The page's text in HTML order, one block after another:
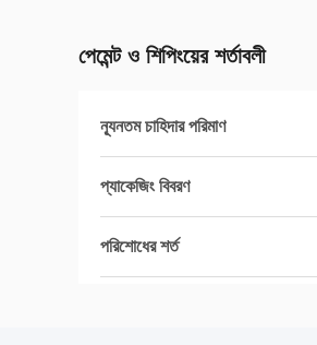
পেমেন্ট ও শিপিংয়ের শর্তাবলী
ন্যূনতম চাহিদার পরিমাণ
প্যাকেজিং বিবরণ
পরিশোধের শর্ত